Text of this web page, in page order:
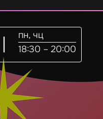
пн, чц
18:30 – 20:00